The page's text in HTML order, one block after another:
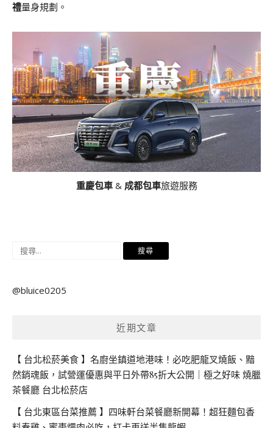
禮量身規劃。
重慶包車& 成都包車旅遊服務
搜
鍵
@bluice0205
近期文章
【 台北松菸美食 】名廚坐鎮道地港味！必吃肥龍叉燒飯、黯
然銷魂飯，試營運優惠與平日外帶85折大公開｜極之好味 燒臘
茶餐廳 台北松菸店
【 台北東區台菜推薦 】四味軒台菜餐廳新開幕！超狂麵包香